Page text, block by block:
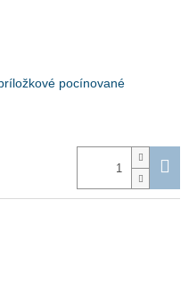
pocínované